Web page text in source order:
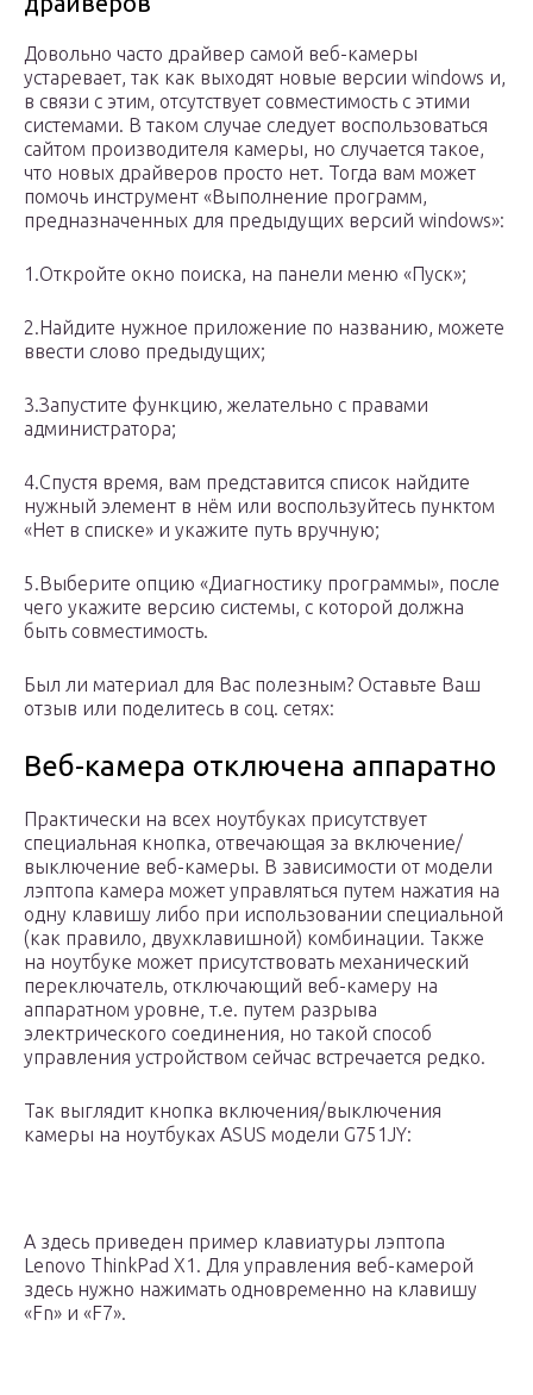
Довольно часто драйвер самой веб-камеры
устаревает, так как выходят новые версии windows и,
в связи с этим, отсутствует совместимость с этими
системами. В таком случае следует воспользоваться
сайтом производителя камеры, но случается такое,
что новых драйверов просто нет. Тогда вам может
помочь инструмент «Выполнение программ,
предназначенных для предыдущих версий windows»:
1.Откройте окно поиска, на панели меню «Пуск»;
2.Найдите нужное приложение по названию, можете
ввести слово предыдущих;
3.Запустите функцию, желательно с правами
администратора;
4.Спустя время, вам представится список найдите
нужный элемент в нём или воспользуйтесь пунктом
«Нет в списке» и укажите путь вручную;
5.Выберите опцию «Диагностику программы», после
чего укажите версию системы, с которой должна
быть совместимость.
Был ли материал для Вас полезным? Оставьте Ваш
отзыв или поделитесь в соц. сетях:
Веб-камера отключена аппаратно
Практически на всех ноутбуках присутствует
специальная кнопка, отвечающая за включение/
выключение веб-камеры. В зависимости от модели
лэптопа камера может управляться путем нажатия на
одну клавишу либо при использовании специальной
(как правило, двухклавишной) комбинации. Также
на ноутбуке может присутствовать механический
переключатель, отключающий веб-камеру на
аппаратном уровне, т.е. путем разрыва
электрического соединения, но такой способ
управления устройством сейчас встречается редко.
Так выглядит кнопка включения/выключения
камеры на ноутбуках ASUS модели G751JY:
А здесь приведен пример клавиатуры лэптопа
Lenovo ThinkPad X1. Для управления веб-камерой
здесь нужно нажимать одновременно на клавишу
«Fn» и «F7».